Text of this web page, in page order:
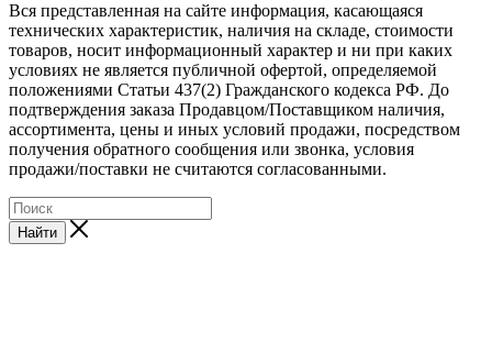
Вся представленная на сайте информация, касающаяся
технических характеристик, наличия на складе, стоимости
товаров, носит информационный характер и ни при каких
условиях не является публичной офертой, определяемой
положениями Статьи 437(2) Гражданского кодекса РФ. До
подтверждения заказа Продавцом/Поставщиком наличия,
ассортимента, цены и иных условий продажи, посредством
получения обратного сообщения или звонка, условия
продажи/поставки не считаются согласованными.
Найти